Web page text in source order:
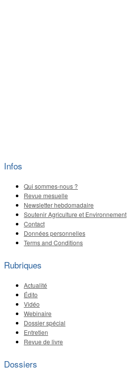
Infos
Qui sommes-nous ?
Revue mesuelle
Newsletter hebdomadaire
Soutenir Agriculture et Environnement
Contact
Données personnelles
Terms and Conditions
Rubriques
Actualité
Édito
Vidéo
Webinaire
Dossier spécial
Entretien
Revue de livre
Dossiers